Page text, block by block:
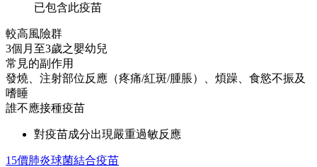
已包含此疫苗
較高風險群
3個月至3歲之嬰幼兒
常見的副作用
發燒、注射部位反應（疼痛/紅斑/腫脹）、煩躁、食慾不振及
嗜睡
誰不應接種疫苗
對疫苗成分出現嚴重過敏反應
15價肺炎球菌結合疫苗